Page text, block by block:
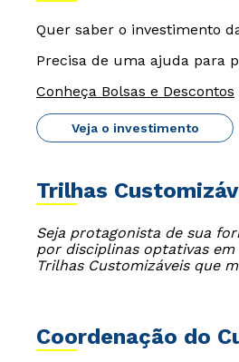
Quer saber o investimento
Precisa de uma ajuda para
Conheça Bolsas e Descontos
Veja o investimento
Trilhas
Seja protagonista de sua
por disciplinas optativas
Trilhas Customizáveis que
Coordenação do